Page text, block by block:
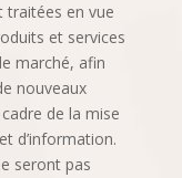
traitées en vue
et services
marché, afin
nouveaux
de la mise
d’information.
seront pas